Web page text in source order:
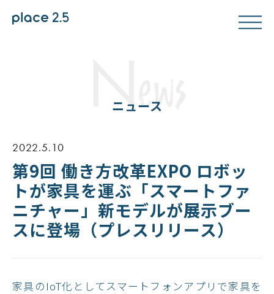
News
ニュース
2022.5.10
第9回 働き⽅改⾰EXPO ロボッ
トが家具を運ぶ「スマートファ
ニチャー」新モデルが展⽰ブー
スに登場（プレスリリース）
家具のIoT化としてスマートフォンアプリで家具を